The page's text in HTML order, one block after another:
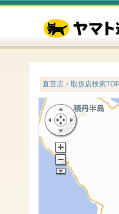
直営店・取扱店検索